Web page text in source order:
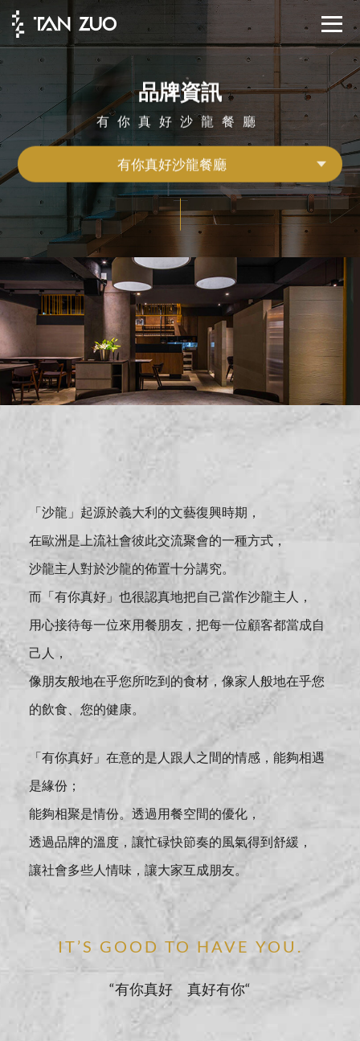
品牌資訊
有你真好沙龍餐廳
有你真好沙龍餐廳
「沙龍」起源於義大利的文藝復興時期，
在歐洲是上流社會彼此交流聚會的一種方式，
沙龍主人對於沙龍的佈置十分講究。
而「有你真好」也很認真地把自己當作沙龍主人，
用心接待每一位來用餐朋友，把每一位顧客都當成自
己人，
像朋友般地在乎您所吃到的食材，像家人般地在乎您
的飲食、您的健康。
「有你真好」在意的是人跟人之間的情感，能夠相遇
是緣份；
能夠相聚是情份。透過用餐空間的優化，
透過品牌的溫度，讓忙碌快節奏的風氣得到舒緩，
讓社會多些人情味，讓大家互成朋友。
IT’S GOOD TO HAVE YOU.
“有你真好 真好有你“